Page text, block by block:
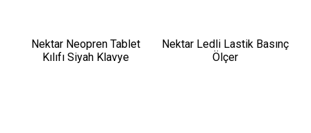
Nektar Neopren Tablet
Kılıfı Siyah Klavye
Nektar Ledli Lastik Basınç
Ölçer